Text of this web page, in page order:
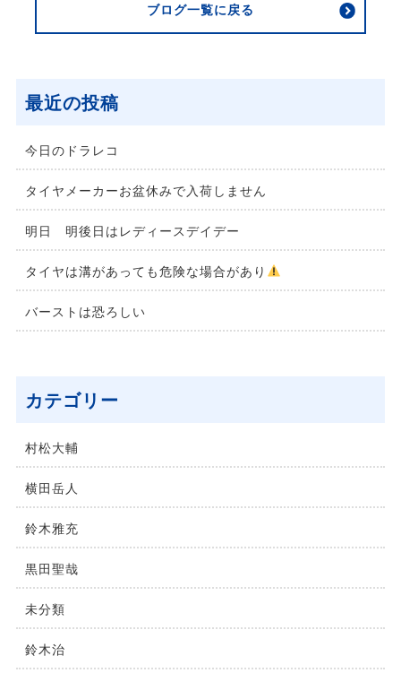
ブログ一覧に戻る
最近の投稿
今日のドラレコ
タイヤメーカーお盆休みで入荷しません
明日 明後日はレディースデイデー
タイヤは溝があっても危険な場合があり
バーストは恐ろしい
カテゴリー
村松⼤輔
横⽥岳⼈
鈴木雅充
黒田聖哉
未分類
鈴⽊治